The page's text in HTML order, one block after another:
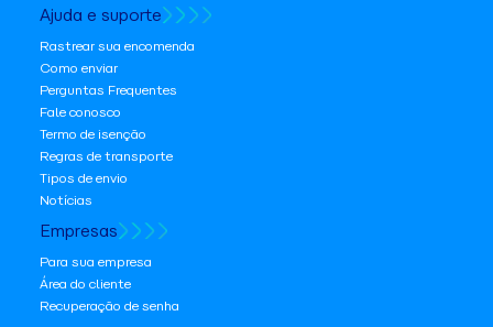
Ajuda e suporte
Rastrear sua encomenda
Como enviar
Perguntas Frequentes
Fale conosco
Termo de isenção
Regras de transporte
Tipos de envio
Notícias
Empresas
Para sua empresa
Área do cliente
Recuperação de senha